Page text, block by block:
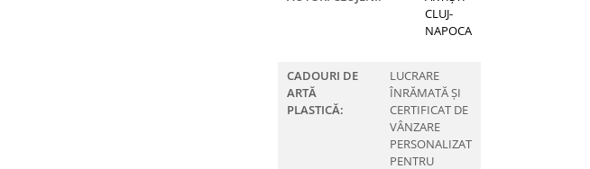
CLUJ-
NAPOCA
CADOURI DE
ARTĂ
PLASTICĂ:
LUCRARE
ÎNRĂMATĂ ȘI
CERTIFICAT DE
VÂNZARE
PERSONALIZAT
PENTRU